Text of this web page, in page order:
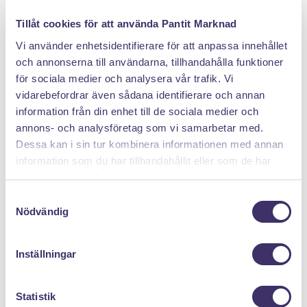
Tillåt cookies för att använda Pantit Marknad
Vi använder enhetsidentifierare för att anpassa innehållet
och annonserna till användarna, tillhandahålla funktioner
för sociala medier och analysera vår trafik. Vi
vidarebefordrar även sådana identifierare och annan
information från din enhet till de sociala medier och
annons- och analysföretag som vi samarbetar med.
Dessa kan i sin tur kombinera informationen med annan
information som du har tillhandahållit eller som de har
samlat in när du har använt deras tjänster.
Nödvändig
Inställningar
Statistik
DÄRFÖR SÄLJER DU MED PANTIT
Klicka hem en pantpåse